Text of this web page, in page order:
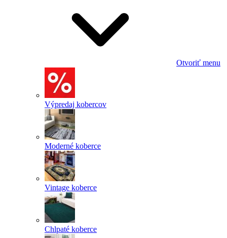
Otvoriť menu
Výpredaj kobercov
Moderné koberce
Vintage koberce
Chlpaté koberce